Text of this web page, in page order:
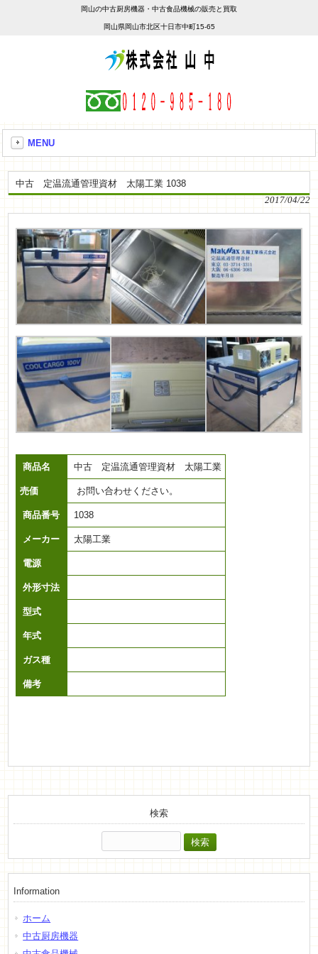
岡山の中古厨房機器・中古食品機械の販売と買取
岡山県岡山市北区十日市中町15-65
MENU
中古 定温流通管理資材 太陽工業 1038
2017/04/22
商品名 中古 定温流通管理資材 太陽工業
売価 お問い合わせください。
商品番号 1038
メーカー 太陽工業
電源
外形寸法
型式
年式
ガス種
備考
検索
索:
Information
ホーム
中古厨房機器